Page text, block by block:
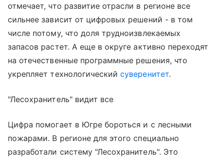
отмечает, что развитие отрасли в регионе все
сильнее зависит от цифровых решений - в том
числе потому, что доля трудноизвлекаемых
запасов растет. А еще в округе активно переходят
на отечественные программные решения, что
укрепляет технологическийсуверенитет.
"Лесохранитель" видит все
Цифра помогает в Югре бороться и с лесными
пожарами. В регионе для этого специально
разработали систему "Лесохранитель". Это